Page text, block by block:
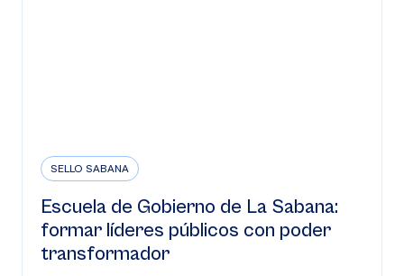
SELLO SABANA
Escuela de Gobierno de La Sabana:
formar líderes públicos con poder
transformador